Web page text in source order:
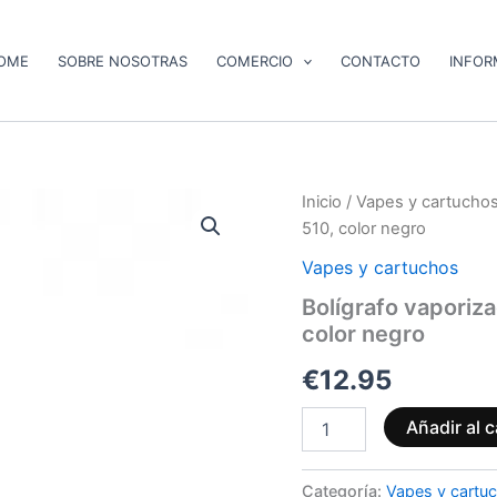
SOBRE NOSOTRAS COMERCIO CONTACTO
Inicio / Vapes y
510, color negro
Vapes y cartuchos
Bolígrafo
color negro
€12.95
Bolígrafo
vaporizador
CCELL
M4
rosca
estándar
color
cantidad
Añadir al
Categoría: Vapes y